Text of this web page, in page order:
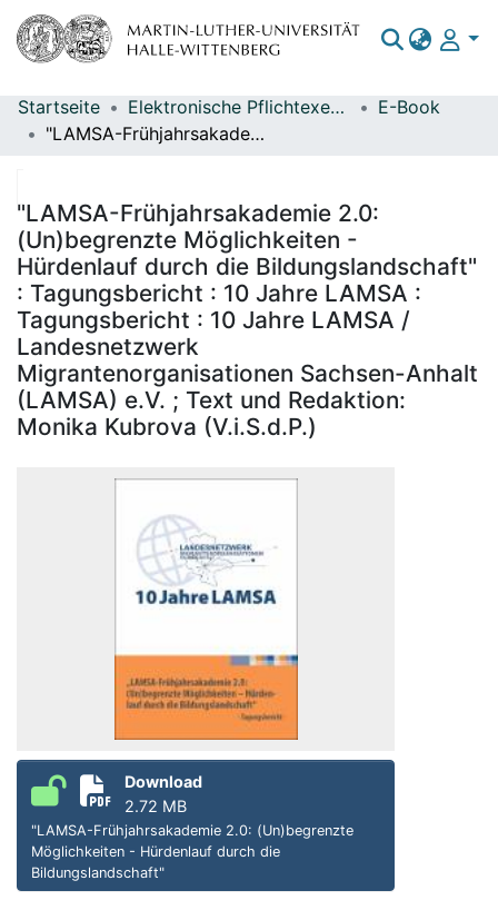
Bereiche & Sammlungen
Statistiken
Startseite Elektronische Pflichtexemplare
E-Book
"LAMSA-Frühjahrsakademie 2.0: (Un)begrenzte Möglichkeiten - Hürdenlauf durch die Bildungslandschaft" : Tagungsbericht : 10 Jahre LAMSA : Tagungsbericht : 10 Jahre LAMSA / Landesnetzwerk Migrantenorganisationen Sachsen-Anhalt (LAMSA) e.V. ; Text und Redaktion: Monika Kubrova (V.i.S.d.P.)
"LAMSA-Frühjahrsakademie 2.0:
(Un)begrenzte Möglichkeiten -
Hürdenlauf durch die Bildungslandschaft"
: Tagungsbericht : 10 Jahre LAMSA :
Tagungsbericht : 10 Jahre LAMSA /
Landesnetzwerk
Migrantenorganisationen Sachsen-Anhalt
(LAMSA) e.V. ; Text und Redaktion:
Monika Kubrova (V.i.S.d.P.)
Download
2.72 MB
"LAMSA-Frühjahrsakademie 2.0: (Un)begrenzte
Möglichkeiten - Hürdenlauf durch die
Bildungslandschaft"